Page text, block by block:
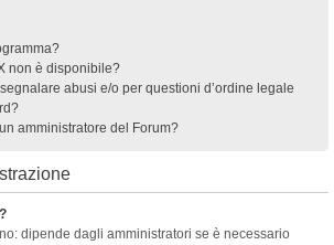
non è disponibile?
abusi e/o per questioni d’ordine legale
amministratore del Forum?
dipende dagli amministratori se è necessario